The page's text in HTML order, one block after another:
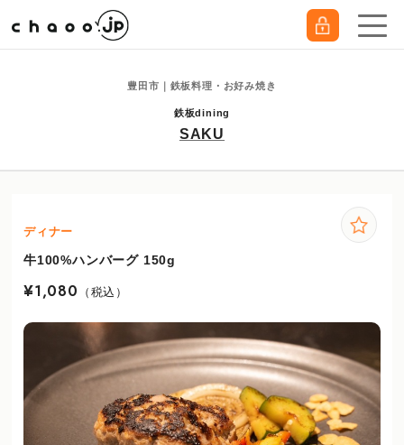
豊田市｜鉄板料理・お好み焼き
鉄板dining
SAKU
ディナー
牛100%ハンバーグ 150g
¥1,080 （税込）